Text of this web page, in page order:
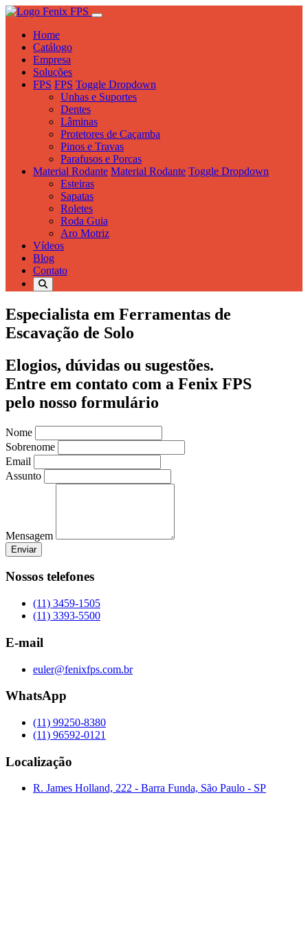
Home
Catálogo
Empresa
Soluções
FPS FPS Toggle Dropdown
Unhas e Suportes
Dentes
Lâminas
Protetores de Caçamba
Pinos e Travas
Parafusos e Porcas
Material Rodante Material Rodante Toggle Dropdown
Esteiras
Sapatas
Roletes
Roda Guia
Aro Motriz
Vídeos
Blog
Contato
Especialista em Ferramentas de
Escavação de Solo
Elogios, dúvidas ou sugestões.
Entre em contato com a Fenix FPS
pelo nosso formulário
Nome
Sobrenome
Email
Assunto
Mensagem
Enviar
Nossos telefones
(11) 3459-1505
(11) 3393-5500
E-mail
euler@fenixfps.com.br
WhatsApp
(11) 99250-8380
(11) 96592-0121
Localização
R. James Holland, 222 - Barra Funda, São Paulo - SP